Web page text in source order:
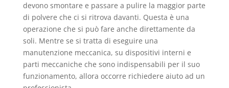
devono smontare e passare a pulire la maggior parte
di polvere che ci si ritrova davanti. Questa è una
operazione che si può fare anche direttamente da
soli. Mentre se si tratta di eseguire una
manutenzione meccanica, su dispositivi interni e
parti meccaniche che sono indispensabili per il suo
funzionamento, allora occorre richiedere aiuto ad un